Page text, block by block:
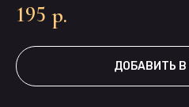
195 р.
ДОБАВИТЬ В